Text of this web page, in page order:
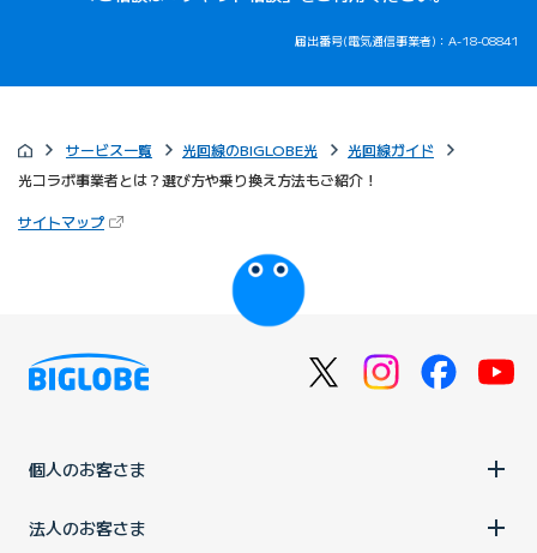
届出番号(電気通信事業者)：A-18-08841
サービス一覧 光回線のBIGLOBE光
光回線ガイド
光コラボ事業者とは？選び方や乗り換え方法もご紹介！
サイトマップ（新しいタブで開きます）
びっぷるのページ
個人のお客さま
法人のお客さま